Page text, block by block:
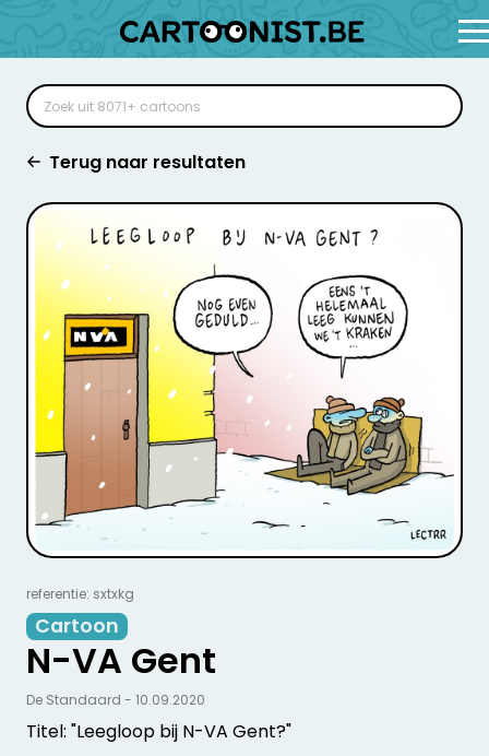
Terug naar resultaten
referentie: sxtxkg
Cartoon
N-VA Gent
Titel: "Leegloop bij N-VA Gent?"
De Standaard - 10.09.2020